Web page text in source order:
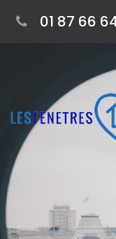
01 87 66